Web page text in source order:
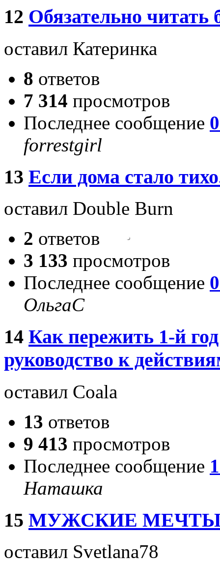
12 Обязательно
оставил Катеринка
8 ответов
7 314 просмотров
Последнее сообщение
forrestgirl
13 Если дома стало
оставил Double Burn
2 ответов
3 133 просмотров
Последнее сообщение
ОльгаС
14 Как пережить 1-й
руководство к
оставил Coala
13 ответов
9 413 просмотров
Последнее сообщение
Наташка
15 МУЖСКИЕ
оставил Svetlana78